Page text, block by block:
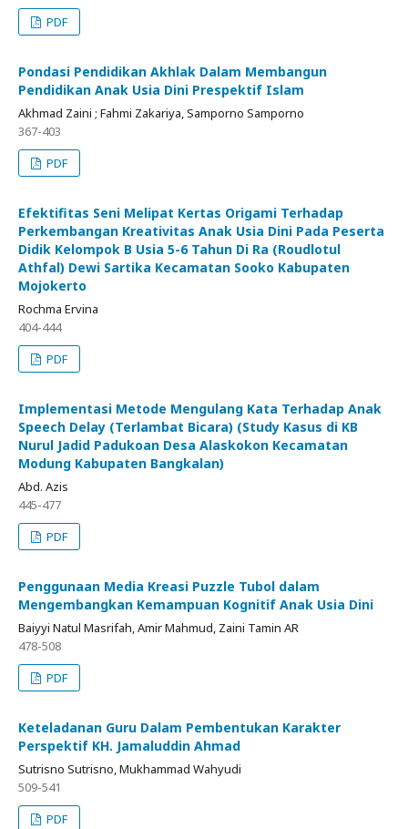
PDF
Pondasi Pendidikan Akhlak Dalam Membangun
Pendidikan Anak Usia Dini Prespektif Islam
Akhmad Zaini ; Fahmi Zakariya, Samporno Samporno
367-403
PDF
Efektifitas Seni Melipat Kertas Origami Terhadap
Perkembangan Kreativitas Anak Usia Dini Pada Peserta
Didik Kelompok B Usia 5-6 Tahun Di Ra (Roudlotul
Athfal) Dewi Sartika Kecamatan Sooko Kabupaten
Mojokerto
Rochma Ervina
404-444
PDF
Implementasi Metode Mengulang Kata Terhadap Anak
Speech Delay (Terlambat Bicara) (Study Kasus di KB
Nurul Jadid Padukoan Desa Alaskokon Kecamatan
Modung Kabupaten Bangkalan)
Abd. Azis
445-477
PDF
Penggunaan Media Kreasi Puzzle Tubol dalam
Mengembangkan Kemampuan Kognitif Anak Usia Dini
Baiyyi Natul Masrifah, Amir Mahmud, Zaini Tamin AR
478-508
PDF
Keteladanan Guru Dalam Pembentukan Karakter
Perspektif KH. Jamaluddin Ahmad
Sutrisno Sutrisno, Mukhammad Wahyudi
509-541
PDF